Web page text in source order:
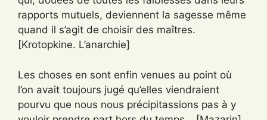
rapports mutuels, deviennent la sagesse même
quand il s’agit de choisir des maîtres.
[Krotopkine. L’anarchie]
Les choses en sont enfin venues au point où
l’on avait toujours jugé qu’elles viendraient
pourvu que nous nous précipitassions pas à y